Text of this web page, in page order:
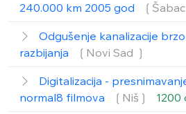
240.000 km 2005 god
Odgušenje kanalizacije
razbijanja
❲Novi Sad ❳
Digitalizacija -
normal8 filmova
❲Niš❳ 1200